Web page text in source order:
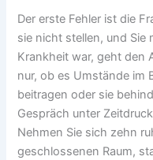
Der erste Fehler ist die
sie nicht stellen, und Sie
Krankheit war, geht den
nur, ob es Umstände im
beitragen oder sie
Gespräch unter
Nehmen Sie sich zehn
geschlossenen Raum,